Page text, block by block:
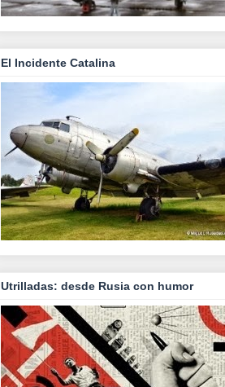
El Incidente Catalina
Utrilladas: desde Rusia con humor